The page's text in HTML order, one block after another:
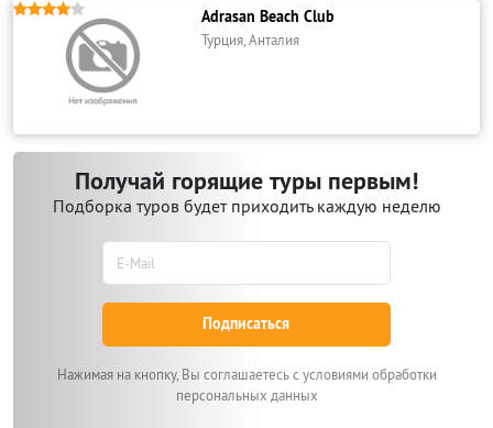
 Adrasan Beach Club
Турция, Анталия
Получай горящие туры первым!
Подборка туров будет приходить каждую неделю
Подписаться
Нажимая на кнопку, Вы соглашаетесь с условиями обработки
персональных данных